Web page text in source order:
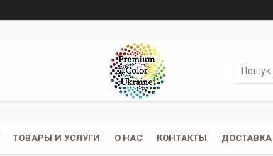
ТОВАРЫ И УСЛУГИ О НАС КОНТАКТЫ